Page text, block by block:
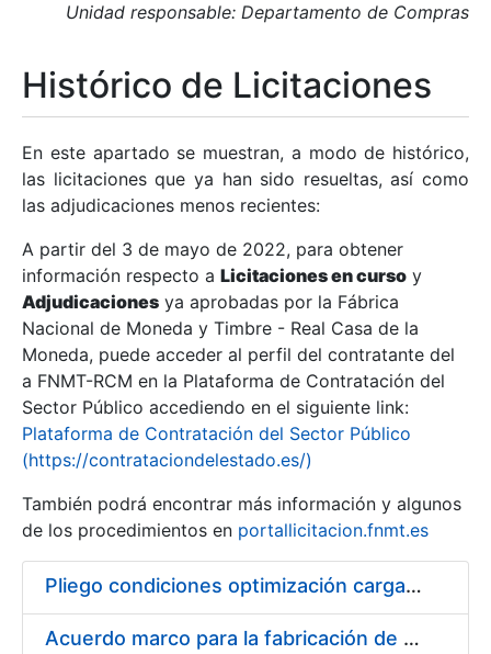
Mostrar/Ocultar
Mostrar/Ocultar
Mostrar/Ocultar
Unidad responsable: Departamento de Compras
Histórico de Licitaciones
En este apartado se muestran, a modo de histórico,
las licitaciones que ya han sido resueltas, así como
las adjudicaciones menos recientes:
A partir del 3 de mayo de 2022, para obtener
información respecto a Licitaciones en curso y
Adjudicaciones ya aprobadas por la Fábrica
Nacional de Moneda y Timbre - Real Casa de la
Moneda, puede acceder al perfil del contratante del
a FNMT-RCM en la Plataforma de Contratación del
Sector Público accediendo en el siguiente link:
Plataforma de Contratación del Sector Público
(https://contrataciondelestado.es/)
También podrá encontrar más información y algunos
de los procedimientos en portallicitacion.fnmt.es
Pliego condiciones optimización cargas compras firmado
Acuerdo marco para la fabricación de piezas